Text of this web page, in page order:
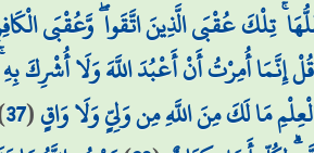
تِلْكَ عُقْبَى الَّذِينَ اتَّقَوا ۖ وَّعُقْبَى
أُمِرْتُ أَنْ أَعْبُدَ اللَّهَ وَلَا أُشْرِكَ
مَا لَكَ مِنَ اللَّهِ مِن وَلِيٍّ وَلَا وَاقٍ(
37